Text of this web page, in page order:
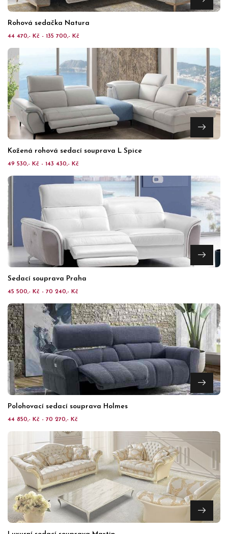
Rohová sedačka Natura
44 470,- Kč - 135 700,- Kč
Kožená rohová sedací souprava L Spice
49 530,- Kč - 143 430,- Kč
Sedací souprava Praha
45 500,- Kč - 70 240,- Kč
Polohovací sedací souprava Holmes
44 850,- Kč - 70 270,- Kč